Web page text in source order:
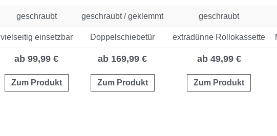
geschraubt geschraubt / geklemmt geschraubt
vielseitig einsetzbar Doppelschiebetür extradünne Rollokassette
ab 99,99 €
Zum Produkt
ab 169,99 €
Zum Produkt
ab 49,99 €
Zum Produkt